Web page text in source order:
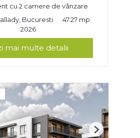
cu 2 camere de vânzare
Bucuresti
47.27 mp
2026
mai multe detalii
Next